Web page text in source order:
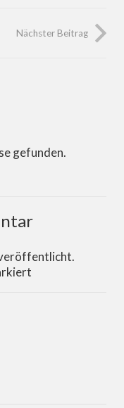
Nächster Beitrag
gefunden.